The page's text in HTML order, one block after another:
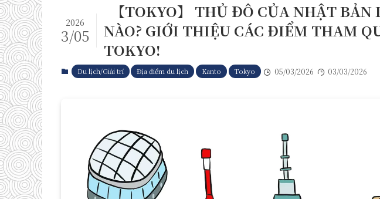
【TOKYO】 THỦ ĐÔ CỦA NHẬT
NÀO? GIỚI THIỆU CÁC ĐIỂM THAM
TOKYO!
2026
3/05
Du lịch/Giải trí Địa điểm du lịch Kanto Tokyo 05/03/2026 03/03/2026